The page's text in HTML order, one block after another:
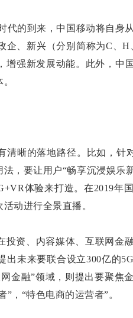
代的到来，中国移动将自身
、新兴（分别简称为C、H
强新发展动能。此外，中
清晰的落地路径。比如，针
，要让用户“畅享沉浸娱乐
体验来打造。在2019年
动进行全景直播。
资、内容媒体、互联网金
未来要联合设立300亿的
金融”领域，则提出要聚焦
，“特色电商的运营者”。